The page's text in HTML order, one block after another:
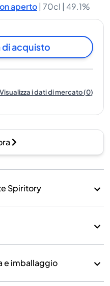
aperto | 70cl | 49.1%
acquisto
Visualizza i dati di mercato(0)
Spiritory
e imballaggio